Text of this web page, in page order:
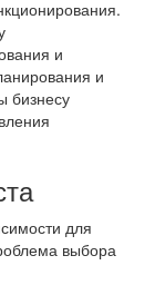
и
и
бизнесу
для
выбора